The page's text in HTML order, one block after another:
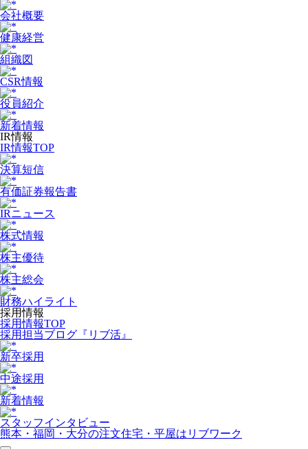
会社概要
健康経営
組織図
CSR情報
役員紹介
新着情報
IR情報
IR情報TOP
決算短信
有価証券報告書
IRニュース
株式情報
株主優待
株主総会
財務ハイライト
採用情報
採用情報TOP
採用担当ブログ『リブ活』
新卒採用
中途採用
新着情報
スタッフインタビュー
熊本・福岡・大分の注文住宅・平屋はリブワーク